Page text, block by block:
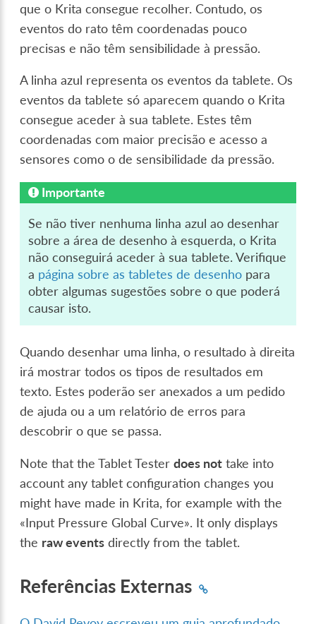
que o Krita consegue recolher. Contudo, os
eventos do rato têm coordenadas pouco
precisas e não têm sensibilidade à pressão.
A linha azul representa os eventos da tablete. Os
eventos da tablete só aparecem quando o Krita
consegue aceder à sua tablete. Estes têm
coordenadas com maior precisão e acesso a
sensores como o de sensibilidade da pressão.
Importante
Se não tiver nenhuma linha azul ao desenhar
sobre a área de desenho à esquerda, o Krita
não conseguirá aceder à sua tablete. Verifique
a página sobre as tabletes de desenho para
obter algumas sugestões sobre o que poderá
causar isto.
Quando desenhar uma linha, o resultado à direita
irá mostrar todos os tipos de resultados em
texto. Estes poderão ser anexados a um pedido
de ajuda ou a um relatório de erros para
descobrir o que se passa.
Note that the Tablet Testerdoes not take into
account any tablet configuration changes you
might have made in Krita, for example with the
«Input Pressure Global Curve». It only displays
the raw events directly from the tablet.
Referências Externas